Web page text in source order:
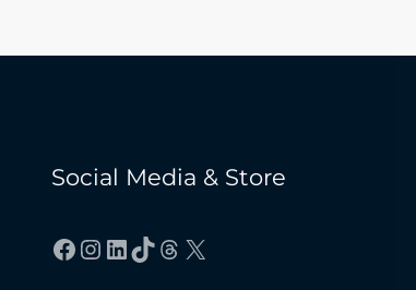
Social Media & Store
Facebook
Instagram
LinkedIn
TikTok
Threads
X